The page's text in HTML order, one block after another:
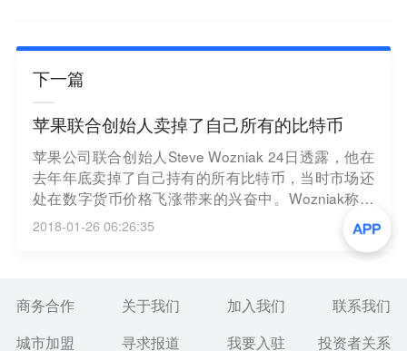
下一篇
苹果联合创始人卖掉了自己所有的比特币
苹果公司联合创始人Steve Wozniak 24日透露，他在
去年年底卖掉了自己持有的所有比特币，当时市场还
处在数字货币价格飞涨带来的兴奋中。Wozniak称，
自己不喜欢不断查看自己资产价值的想法，对物质财
富缺乏兴趣，“我不想成为那种时刻盯着比特币、关注
价格变化的人”。去年6月，Wozniak在比特币价格约
2018-01-26 06:26:35
商务合作 关于我们 加入我们
联系我们
城市加盟
寻求报道 我要入驻 投资者关系